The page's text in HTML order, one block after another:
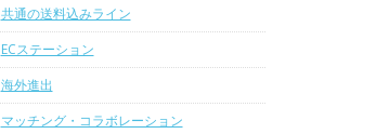
共通の送料込みライン
ECステーション
海外進出
マッチング・コラボレーション